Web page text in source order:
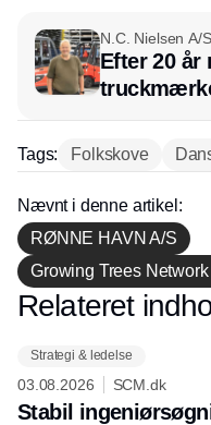
N.C. Nielsen A/S
Efter 20 år
lagerchef
hos INOX
Tags: Folkskove
Nævnt i denne artikel:
RØNNE HAVN A/S
Growing Trees
Relateret
Strategi & ledelse
03.08.2026 SCM.dk
Stabil